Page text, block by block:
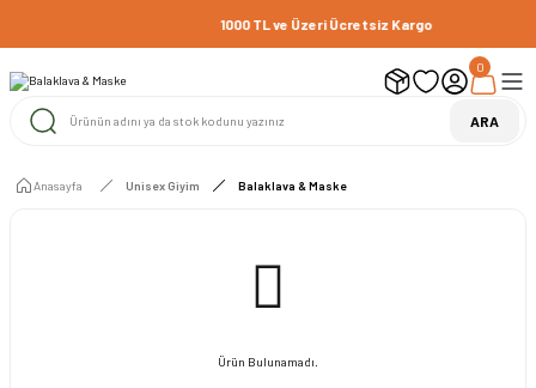
1000 TL ve Üzeri Ücretsiz Kargo
ARA
0
Anasayfa Unisex Giyim Balaklava & Maske
Ürün Bulunamadı.